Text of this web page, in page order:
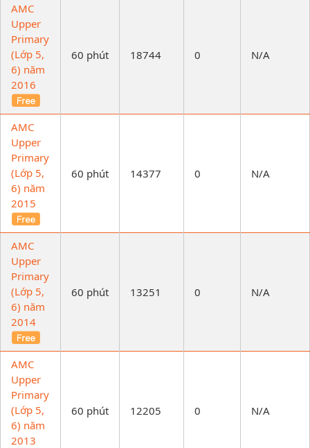
AMC
Upper
Primary
(Lớp 5,
6) năm
2016
60 phút 18744 0 N/A
AMC
Upper
Primary
(Lớp 5,
6) năm
2015
60 phút 14377 0 N/A
AMC
Upper
Primary
(Lớp 5,
6) năm
2014
60 phút 13251 0 N/A
AMC
Upper
Primary
(Lớp 5,
6) năm
2013
60 phút 12205 0 N/A